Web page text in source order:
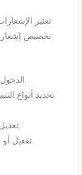
تعتبر
تخصيص
الدخول إلى قسم “الإشعارات” في إعدادات التطبيق.
تحديد أنواع
تعديل إعدادات الصوت والإضاءة لتناسب تفضيلاتك.
تفعيل أو إيقاف الإشعارات المفاجئة بناءً على أولوياتك.